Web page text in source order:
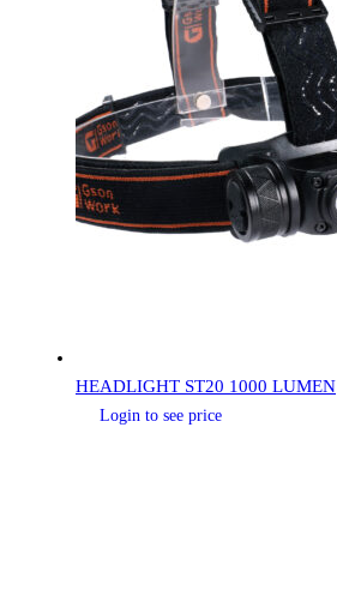
HEADLIGHT ST20 1000 LUMEN
Login to see price